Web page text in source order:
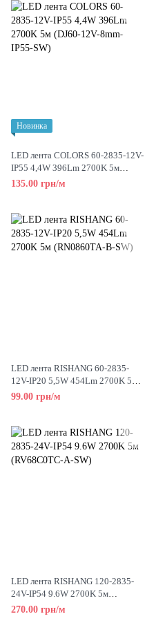
Новинка
LED лента COLORS 60-2835-12V-
IP55 4,4W 396Lm 2700K 5м
(DJ60-12V-8mm-IP55-SW)
135.00 грн/м
LED лента RISHANG 60-2835-
12V-IP20 5,5W 454Lm 2700K 5м
(RN0860TA-B-SW)
99.00 грн/м
LED лента RISHANG 120-2835-
24V-IP54 9.6W 2700K 5м
(RV68C0TC-A-SW)
270.00 грн/м